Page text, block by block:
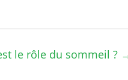
le rôle du sommeil ?